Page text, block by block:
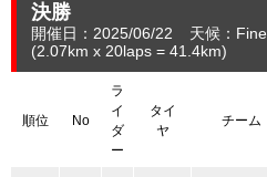
決勝
開催日：2025/06/22 天候：Fine
(2.07km x 20laps = 41.4km)
順位 No
ラ
イ
ダ
ー
タイ
ヤ
チーム